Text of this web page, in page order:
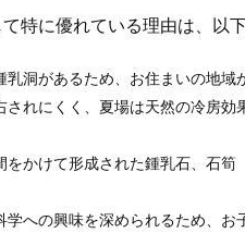
特に優れている理由は、以下
洞があるため、お住まいの地
されにくく、夏場は天然の冷房
かけて形成された鍾乳石、石
学への興味を深められるため、